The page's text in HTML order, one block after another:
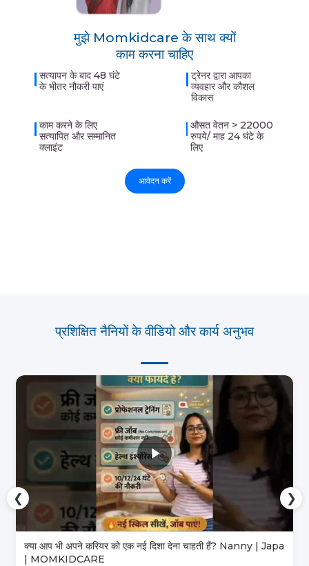
मुझे Momkidcare के साथ क्यों
काम करना चाहिए
सत्यापन के बाद 48 घंटे
के भीतर नौकरी पाएं
ट्रेनर द्वारा आपका
व्यवहार और कौशल
विकास
काम करने के लिए
सत्यापित और सम्मानित
क्लाइंट
औसत वेतन > 22000
रुपये/ माह 24 घंटे के
लिए
आवेदन करें
प्रशिक्षित नैनियों के वीडियो और कार्य अनुभव
क्या आप भी अपने करियर को एक नई दिशा देना चाहती हैं? Nanny | Japa
| MOMKIDCARE
❮ ❯